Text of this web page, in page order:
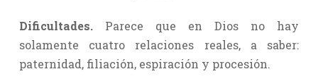
Dificultades.Parece que en Dios no hay
solamente cuatro relaciones reales, a saber:
paternidad, filiación, espiración y procesión.